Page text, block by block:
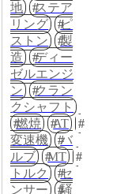
地
ステア
リング
ピ
ストン
製
造
ディー
ゼルエンジ
ン
クラン
クシャフト
燃焼
AT
変速機
バ
ルブ
MT
トルク
セ
ンサー
騒